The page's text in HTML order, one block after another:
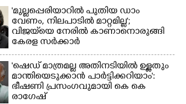
'മുല്ലപ്പെരിയാറിൽ പുതിയ ഡാം
വേണം, നിലപാടിൽ മാറ്റമില്ല';
വിജയ്‌യെ നേരിൽ കാണാനൊരുങ്ങി
കേരള സർക്കാർ
'ഷെഡ് മാത്രമല്ല അതിനടിയിൽ ഉള്ളതും
മാന്തിയെടുക്കാൻ പാർട്ടിക്കറിയാം':
ഭീഷണി പ്രസംഗവുമായി കെ കെ
രാഗേഷ്